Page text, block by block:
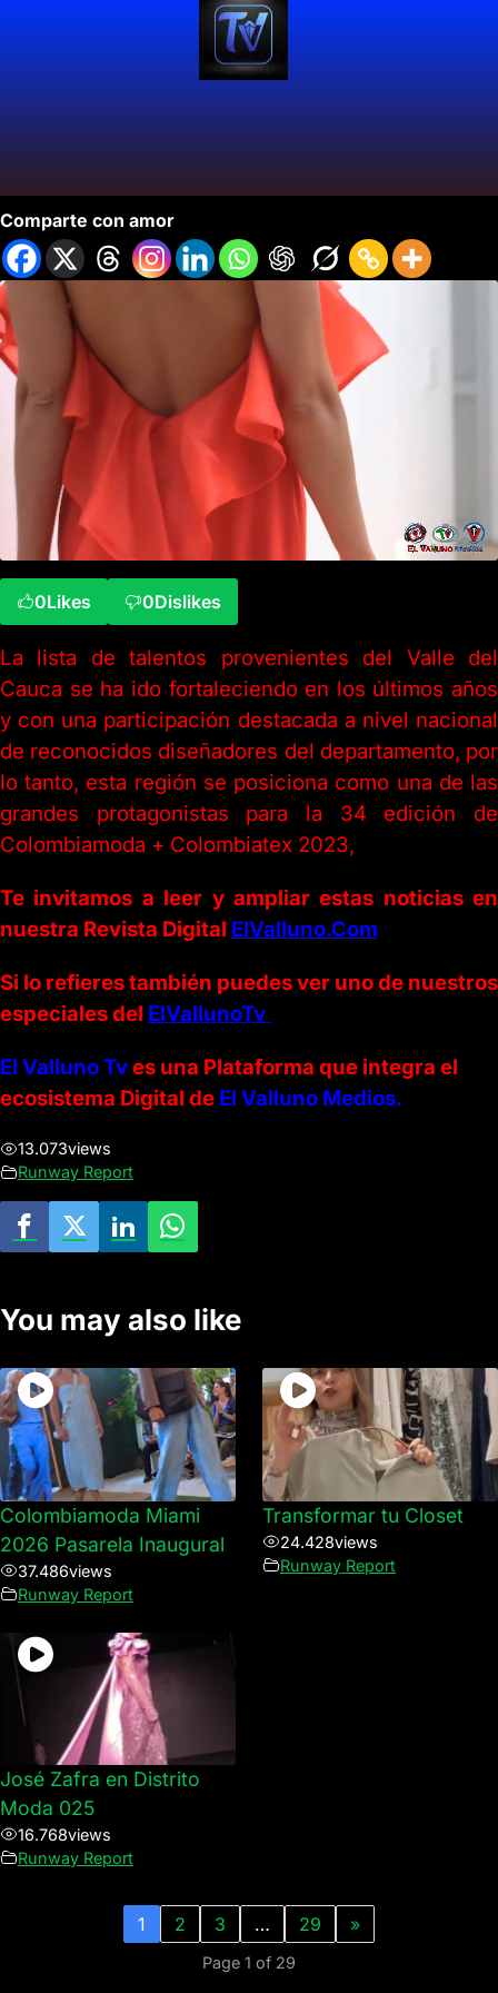
Comparte con amor
0Likes 0Dislikes
La lista de talentos provenientes del Valle del
Cauca se ha ido fortaleciendo en los últimos años
y con una participación destacada a nivel nacional
de reconocidos diseñadores del departamento, por
lo tanto, esta región se posiciona como una de las
grandes protagonistas para la 34 edición de
Colombiamoda + Colombiatex 2023,
Te invitamos a leer y ampliar estas noticias en
nuestra Revista Digital ElValluno.Com
Si lo refieres también puedes ver uno de nuestros
especiales del ElVallunoTv
El Valluno Tves una Plataforma que integra el
ecosistema Digital de El Valluno Medios.
13.073views
Runway Report
You may also like
Colombiamoda Miami
2026 Pasarela Inaugural
37.486views
Runway Report
Transformar tu Closet
24.428views
Runway Report
José Zafra en Distrito
Moda 025
16.768views
Runway Report
1 2 3 … 29 »
Page 1 of 29